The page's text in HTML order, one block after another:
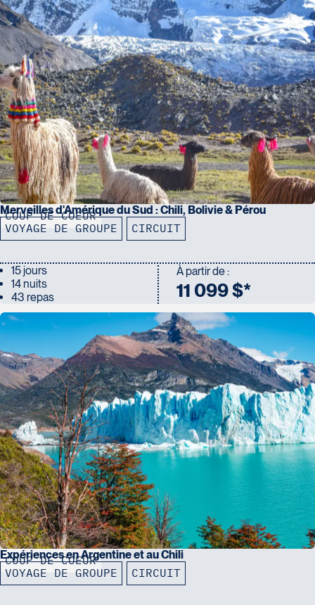
Note : Pour les membres de l’équipage du bateau lors de la
Croisière aux îles Galápagos, nous suggérons environ5 $ US.
COUP DE COEUR
Merveilles d'Amérique du Sud : Chili, Bolivie & Pérou
VOYAGE DE GROUPE CIRCUIT
15 jours
14 nuits
43 repas
À partir de :
11 099 $*
COUP DE COEUR
Expériences en Argentine et au Chili
VOYAGE DE GROUPE CIRCUIT